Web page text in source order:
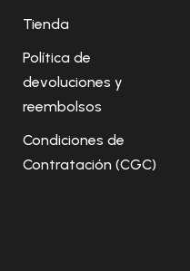
Tienda
Política de
devoluciones y
reembolsos
Condiciones de
Contratación (CGC)